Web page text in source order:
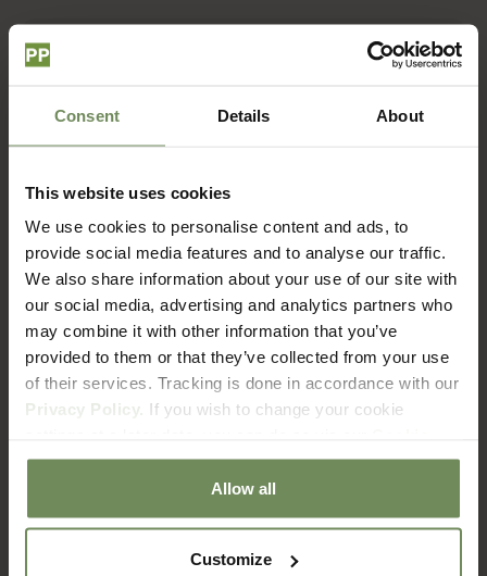
Consent Details About
This website uses cookies
We use cookies to personalise content and ads, to
provide social media features and to analyse our traffic.
We also share information about your use of our site with
our social media, advertising and analytics partners who
may combine it with other information that you’ve
provided to them or that they’ve collected from your use
of their services. Tracking is done in accordance with our
Privacy Policy. If you wish to change your cookie
Policypage.
Allow all
Customize
Hoe lang duur het voordat ik mijn bestelling ontvang?
Wat zijn de verzendkosten?
Met welke bezorgdienst werken jullie?
Hoe zit het met retourneren?
Over onze producten
Zijn de kunstplanten geschikt voor buiten?
Hoe onderhoud ik mijn kunstplant?